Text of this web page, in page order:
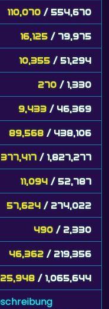
110,070 / 554,670
16,125 / 79,975
10,355 / 51,294
270 / 1,330
9,433 / 46,369
89,568 / 438,106
377,417 / 1,827,277
11,094 / 52,787
57,624 / 274,022
490 / 2,330
46,362 / 219,356
/ 1,065,644